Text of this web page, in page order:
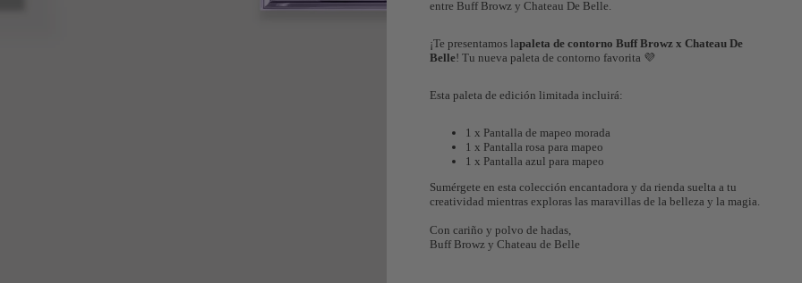
entre Buff Browz y Chateau De Belle.
¡Te presentamos lapaleta de contorno Buff Browz x Chateau De
Belle! Tu nueva paleta de contorno favorita 💜
Esta paleta de edición limitada incluirá:
1 x Pantalla de mapeo morada
1 x Pantalla rosa para mapeo
1 x Pantalla azul para mapeo
Sumérgete en esta colección encantadora y da rienda suelta a tu
creatividad mientras exploras las maravillas de la belleza y la magia.
Con cariño y polvo de hadas,
Buff Browz y Chateau de Belle